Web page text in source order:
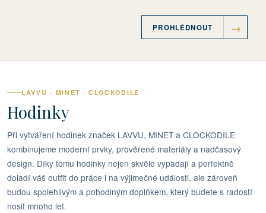
PROHLÉDNOUT
LAVVU · MINET · CLOCKODILE
Hodinky
Při vytváření hodinek značek LAVVU, MINET a CLOCKODILE
kombinujeme moderní prvky, prověřené materiály a nadčasový
design. Díky tomu hodinky nejen skvěle vypadají a perfektně
doladí váš outfit do práce i na výjimečné události, ale zároveň
budou spolehlivým a pohodlným doplňkem, který budete s radostí
nosit mnoho let.